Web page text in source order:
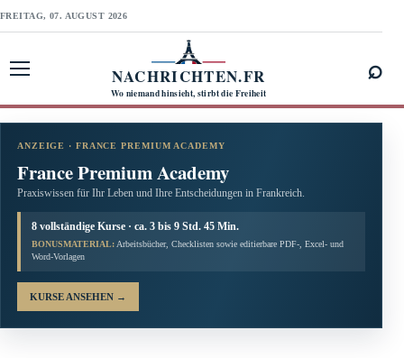
FREITAG, 07. AUGUST 2026
NACHRICHTEN.FR
Wo niemand hinsieht, stirbt die Freiheit
⌕
ANZEIGE · FRANCE PREMIUM ACADEMY
France Premium Academy
Praxiswissen für Ihr Leben und Ihre Entscheidungen in Frankreich.
8 vollständige Kurse · ca. 3 bis 9 Std. 45 Min.
BONUSMATERIAL: Arbeitsbücher, Checklisten sowie editierbare PDF-, Excel- und
Word-Vorlagen
KURSE ANSEHEN →